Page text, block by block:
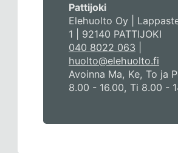
Pattijoki
Elehuolto Oy |
1 | 92140 PATTIJOKI
040 8022 063
huolto@elehuolto.fi
Avoinna Ma, Ke, To ja
8.00 - 16.00, Ti 8.00 -